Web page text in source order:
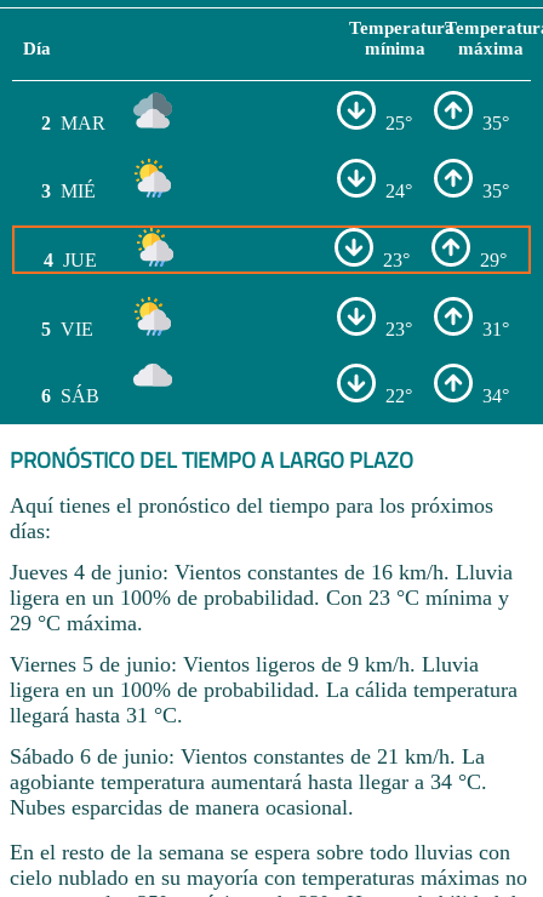
Día
Temperatura
mínima
máxima
2 MAR 25° 35°
3 MIÉ 24° 35°
4 JUE 23° 29°
5 VIE 23° 31°
6 SÁB 22° 34°
PRONÓSTICO DEL TIEMPO A LARGO PLAZO
Aquí tienes el pronóstico del tiempo para los próximos
días:
Jueves 4 de junio: Vientos constantes de 16 km/h. Lluvia
ligera en un 100% de probabilidad. Con 23 °C mínima y
29 °C máxima.
Viernes 5 de junio: Vientos ligeros de 9 km/h. Lluvia
ligera en un 100% de probabilidad. La cálida temperatura
llegará hasta 31 °C.
Sábado 6 de junio: Vientos constantes de 21 km/h. La
agobiante temperatura aumentará hasta llegar a 34 °C.
Nubes esparcidas de manera ocasional.
En el resto de la semana se espera sobre todo lluvias con
cielo nublado en su mayoría con temperaturas máximas no